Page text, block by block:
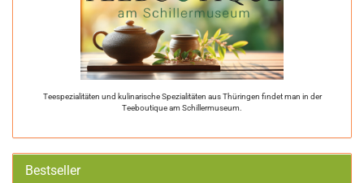
Teespezialitäten und kulinarische Spezialitäten aus Thüringen findet man in der
Teeboutique am Schillermuseum.
Bestseller